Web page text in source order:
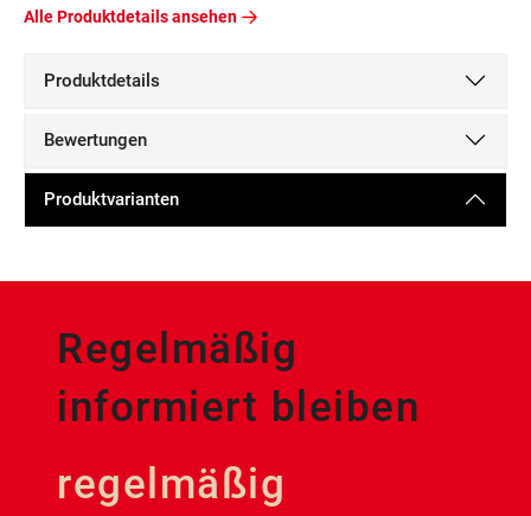
Alle Produktdetails ansehen
Produktdetails
Bewertungen
Produktvarianten
Regelmäßig
informiert bleiben
regelmäßig